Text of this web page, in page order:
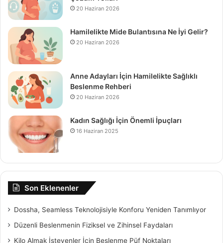
20 Haziran 2026
Hamilelikte Mide Bulantısına Ne İyi Gelir?
20 Haziran 2026
Anne Adayları İçin Hamilelikte Sağlıklı
Beslenme Rehberi
20 Haziran 2026
Kadın Sağlığı İçin Önemli İpuçları
16 Haziran 2025
Son Eklenenler
Dossha, Seamless Teknolojisiyle Konforu Yeniden Tanımlıyor
Düzenli Beslenmenin Fiziksel ve Zihinsel Faydaları
Kilo Almak İsteyenler İçin Beslenme Püf Noktaları